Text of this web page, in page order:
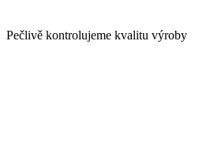
Pečlivě kontrolujeme kvalitu výroby